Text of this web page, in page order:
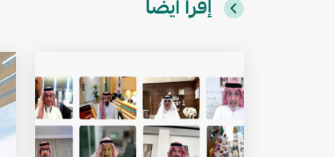
إقرأ أيضاً